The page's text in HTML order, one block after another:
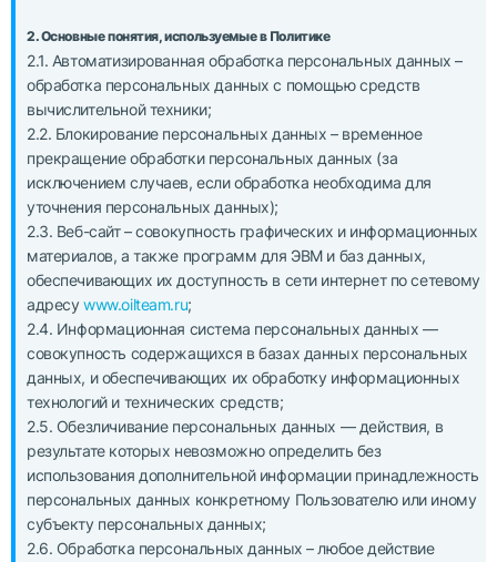
2. Основные понятия, используемые в Политике
2.1. Автоматизированная обработка персональных данных –
обработка персональных данных с помощью средств
вычислительной техники;
2.2. Блокирование персональных данных – временное
прекращение обработки персональных данных (за
исключением случаев, если обработка необходима для
уточнения персональных данных);
2.3. Веб-сайт – совокупность графических и информационных
материалов, а также программ для ЭВМ и баз данных,
обеспечивающих их доступность в сети интернет по сетевому
адресуwww.oilteam.ru;
2.4. Информационная система персональных данных —
совокупность содержащихся в базах данных персональных
данных, и обеспечивающих их обработку информационных
технологий и технических средств;
2.5. Обезличивание персональных данных — действия, в
результате которых невозможно определить без
использования дополнительной информации принадлежность
персональных данных конкретному Пользователю или иному
субъекту персональных данных;
2.6. Обработка персональных данных – любое действие